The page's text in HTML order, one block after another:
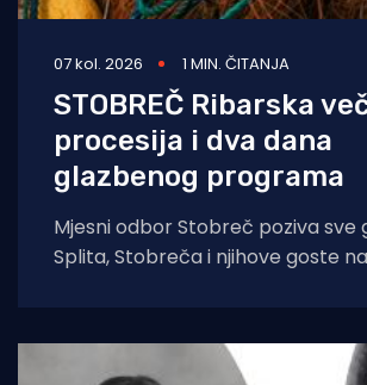
07 kol. 2026 1 MIN. ČITANJA
STOBREČ Ribarska
procesija i dva dana
glazbenog programa
Mjesni odbor Stobreč poziva sve
Splita, Stobreča i njihove goste na